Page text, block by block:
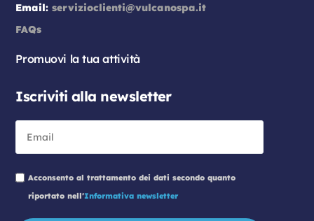
Email: servizioclienti@vulcanospa.it
FAQs
Promuovi la tua attività
Iscriviti alla newsletter
Acconsento al trattamento dei dati secondo quanto
riportato nell'Informativa newsletter